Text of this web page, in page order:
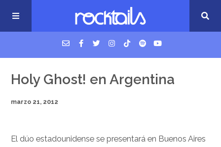
USM Podcast
Cigarrillos en la cama
Música nueva
Holy Ghost! en Argentina
marzo 21, 2012
El dúo estadounidense se presentará en Buenos Aires